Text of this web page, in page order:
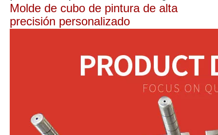
Molde de cubo de pintura de alta
precisión personalizado